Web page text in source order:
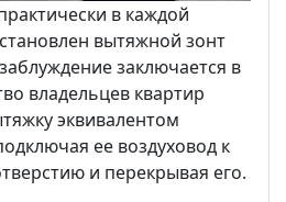
в каждой
вытяжной зонт
заключается в
владельцев квартир
эквивалентом
ее воздуховод к
и перекрывая его.